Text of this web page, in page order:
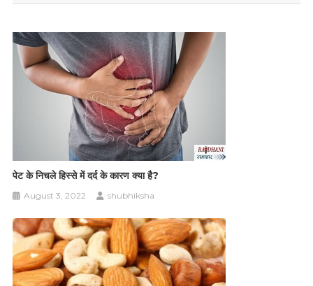
पेट के निचले हिस्से में दर्द के कारण क्या है?
August 3, 2022 shubhiksha